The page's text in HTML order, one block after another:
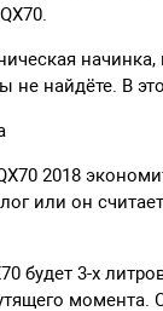
не найдёте. В
2018
или он
будет 3-х
момента.